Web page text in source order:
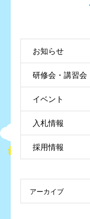
お知らせ
研修会・講習会
イベント
入札情報
採用情報
アーカイブ